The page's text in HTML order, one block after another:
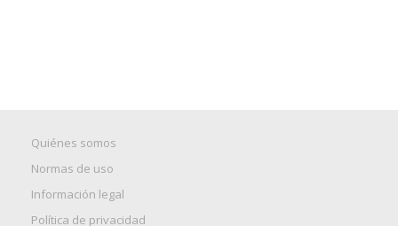
Quiénes somos
Normas de uso
Información legal
Política de privacidad